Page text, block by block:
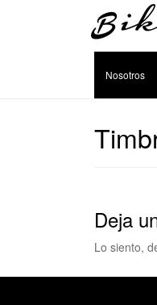
Nosotros
Deja
Lo siento,